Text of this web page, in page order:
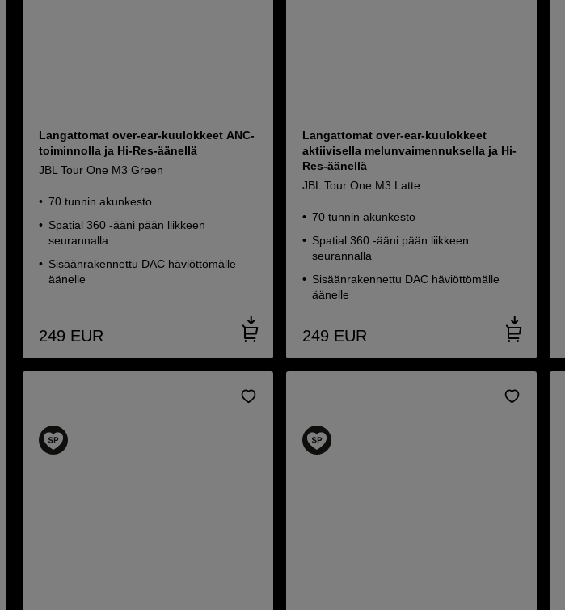
Langattomat over-ear-kuulokkeet ANC-
toiminnolla ja Hi-Res-äänellä
JBL Tour One M3 Green
70 tunnin akunkesto
Spatial 360 -ääni pään liikkeen
seurannalla
Sisäänrakennettu DAC häviöttömälle
äänelle
249 EUR
Langattomat over-ear-kuulokkeet
aktiivisella melunvaimennuksella ja Hi-
Res-äänellä
JBL Tour One M3 Latte
70 tunnin akunkesto
Spatial 360 -ääni pään liikkeen
seurannalla
Sisäänrakennettu DAC häviöttömälle
äänelle
249 EUR